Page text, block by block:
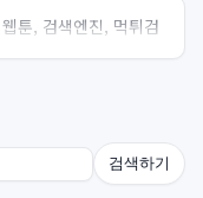
툰, 검색엔진, 먹튀검
이트! 여기여
검색하기